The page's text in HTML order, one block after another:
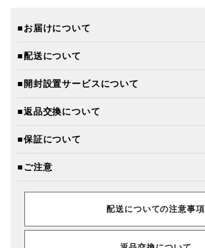
■お届けについて
■配送について
■開封設置サービスについて
■返品交換について
■保証について
■ご注意
配送についての注意事項